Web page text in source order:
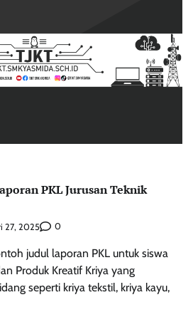
PKL Jurusan Teknik
27, 2025 0
judul laporan PKL untuk siswa
Produk Kreatif Kriya yang
seperti kriya tekstil, kriya kayu,